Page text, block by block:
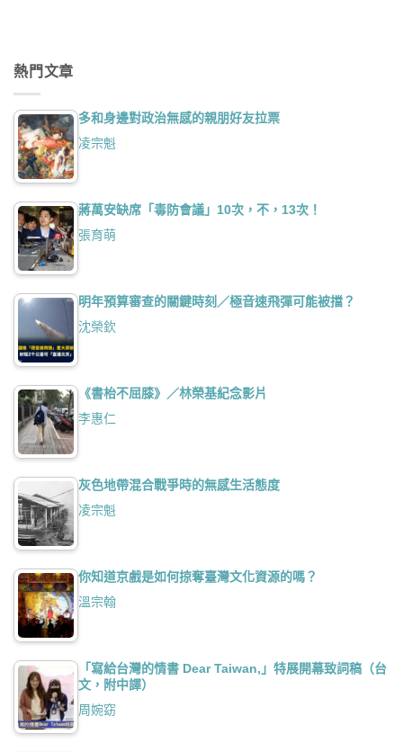
熱門文章
多和身邊對政治無感的親朋好友拉票
凌宗魁
蔣萬安缺席「毒防會議」10次，不，13次！
張育萌
明年預算審查的關鍵時刻／極音速飛彈可能被擋？
沈榮欽
《書枱不屈膝》／林榮基紀念影片
李惠仁
灰色地帶混合戰爭時的無感生活態度
凌宗魁
你知道京戲是如何掠奪臺灣文化資源的嗎？
溫宗翰
「寫給台灣的情書 Dear Taiwan,」特展開幕致詞稿（台
文，附中譯）
周婉窈